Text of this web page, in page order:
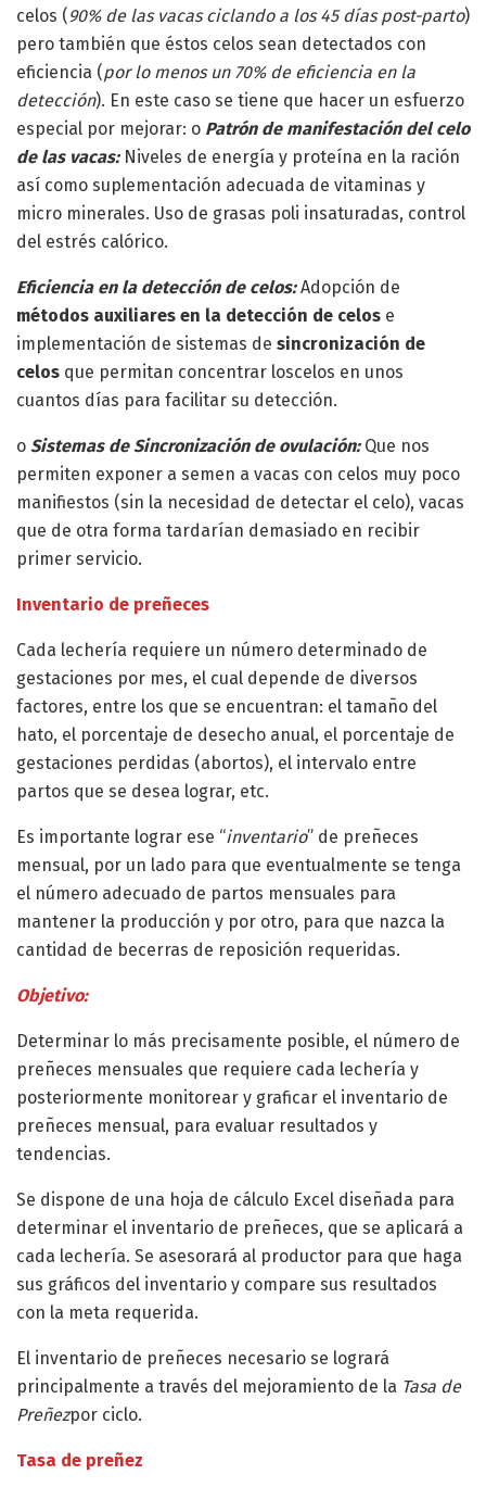
celos (90% de las vacas ciclando a los 45 días post-parto)
pero también que éstos celos sean detectados con
eficiencia (por lo menos un 70% de eficiencia en la
detección). En este caso se tiene que hacer un esfuerzo
especial por mejorar: o Patrón de manifestación del celo
de las vacas: Niveles de energía y proteína en la ración
así como suplementación adecuada de vitaminas y
micro minerales. Uso de grasas poli insaturadas, control
del estrés calórico.
Eficiencia en la detección de celos:Adopción de
métodos auxiliares en la detección de celos e
implementación de sistemas de sincronización de
celos que permitan concentrar loscelos en unos
cuantos días para facilitar su detección.
o Sistemas de Sincronización de ovulación: Que nos
permiten exponer a semen a vacas con celos muy poco
manifiestos (sin la necesidad de detectar el celo), vacas
que de otra forma tardarían demasiado en recibir
primer servicio.
Inventario de preñeces
Cada lechería requiere un número determinado de
gestaciones por mes, el cual depende de diversos
factores, entre los que se encuentran: el tamaño del
hato, el porcentaje de desecho anual, el porcentaje de
gestaciones perdidas (abortos), el intervalo entre
partos que se desea lograr, etc.
Es importante lograr ese “inventario” de preñeces
mensual, por un lado para que eventualmente se tenga
el número adecuado de partos mensuales para
mantener la producción y por otro, para que nazca la
cantidad de becerras de reposición requeridas.
Objetivo:
Determinar lo más precisamente posible, el número de
preñeces mensuales que requiere cada lechería y
posteriormente monitorear y graficar el inventario de
preñeces mensual, para evaluar resultados y
tendencias.
Se dispone de una hoja de cálculo Excel diseñada para
determinar el inventario de preñeces, que se aplicará a
cada lechería. Se asesorará al productor para que haga
sus gráficos del inventario y compare sus resultados
con la meta requerida.
El inventario de preñeces necesario se logrará
principalmente a través del mejoramiento de la Tasa de
Preñezpor ciclo.
Tasa de preñez